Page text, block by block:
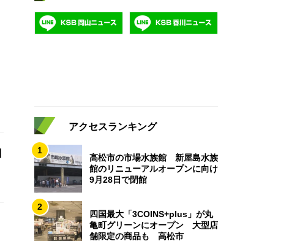
アクセスランキング
1
高松市の市場水族館 新屋島水族
館のリニューアルオープンに向け
9月28日で閉館
2
四国最大「3COINS+plus」が丸
亀町グリーンにオープン 大型店
舗限定の商品も 高松市